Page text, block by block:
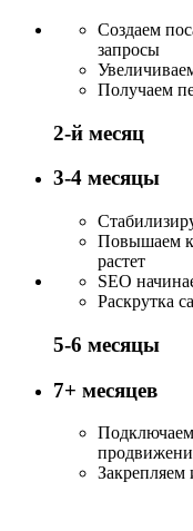
Создаем
запросы
Получаем
2-й месяц
3-4 месяцы
Повышаем
растет
SEO
Раскрутка
5-6 месяцы
7+ месяцев
Закрепляем